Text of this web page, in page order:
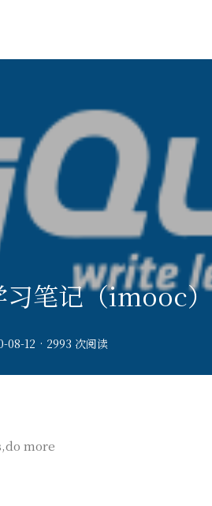
笔记（imooc）
08-12 · 2993 次阅读
more